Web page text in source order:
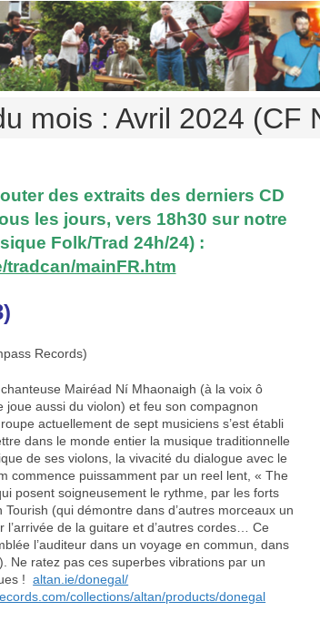
mois : Avril 2024 (CF
des extraits des derniers CD
les jours, vers 18h30 sur notre
Folk/Trad 24h/24) :
mainFR.htm
Records)
Mairéad Ní Mhaonaigh (à la voix ô
joue aussi du violon) et feu son compagnon
actuellement de sept musiciens s’est établi
dans le monde entier la musique traditionnelle
de ses violons, la vivacité du dialogue avec le
commence puissamment par un reel lent, « The
posent soigneusement le rythme, par les forts
(qui démontre dans d’autres morceaux un
de la guitare et d’autres cordes… Ce
l’auditeur dans un voyage en commun, dans
Ne ratez pas ces superbes vibrations par un
!altan.ie/donegal/
collections/altan/products/donegal